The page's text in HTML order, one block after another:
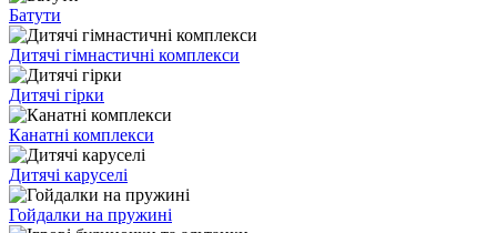
Батути
Дитячі гімнастичні комплекси
Дитячі гірки
Канатні комплекси
Дитячі каруселі
Гойдалки на пружині